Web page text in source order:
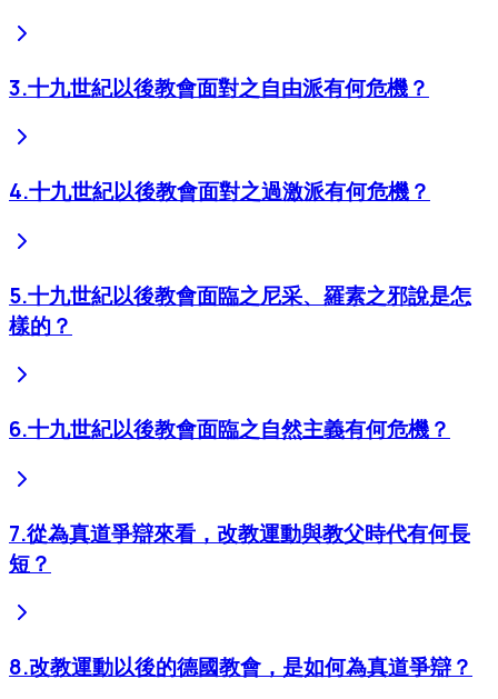
3.十九世紀以後教會面對之自由派有何危機？
4.十九世紀以後教會面對之過激派有何危機？
5.十九世紀以後教會面臨之尼采、羅素之邪說是怎
樣的？
6.十九世紀以後教會面臨之自然主義有何危機？
7.從為真道爭辯來看，改教運動與教父時代有何長
短？
8.改教運動以後的德國教會，是如何為真道爭辯？